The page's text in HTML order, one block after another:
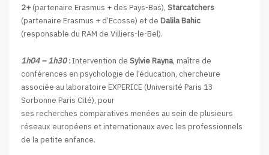
2+ (partenaire Erasmus + des Pays-Bas), Starcatchers
(partenaire Erasmus + d’Ecosse) et de Dalila Bahic
(responsable du RAM de Villiers-le-Bel).
1h04 – 1h30: Intervention de Sylvie Rayna, maître de
conférences en psychologie de l’éducation, chercheure
associée au laboratoire EXPERICE (Université Paris 13
Sorbonne Paris Cité), pour
ses recherches comparatives menées au sein de plusieurs
réseaux européens et internationaux avec les professionnels
de la petite enfance.